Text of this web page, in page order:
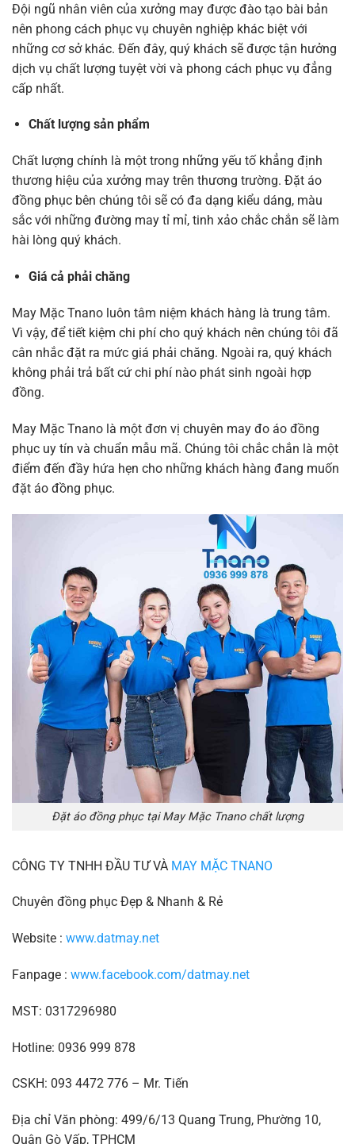
Đội ngũ nhân viên của xưởng may được đào tạo bài bản
nên phong cách phục vụ chuyên nghiệp khác biệt với
những cơ sở khác. Đến đây, quý khách sẽ được tận hưởng
dịch vụ chất lượng tuyệt vời và phong cách phục vụ đẳng
cấp nhất.
Chất lượng sản phẩm
Chất lượng chính là một trong những yếu tố khẳng định
thương hiệu của xưởng may trên thương trường. Đặt áo
đồng phục bên chúng tôi sẽ có đa dạng kiểu dáng, màu
sắc với những đường may tỉ mỉ, tinh xảo chắc chắn sẽ làm
hài lòng quý khách.
Giá cả phải chăng
May Mặc Tnano luôn tâm niệm khách hàng là trung tâm.
Vì vậy, để tiết kiệm chi phí cho quý khách nên chúng tôi đã
cân nhắc đặt ra mức giá phải chăng. Ngoài ra, quý khách
không phải trả bất cứ chi phí nào phát sinh ngoài hợp
đồng.
May Mặc Tnano là một đơn vị chuyên may đo áo đồng
phục uy tín và chuẩn mẫu mã. Chúng tôi chắc chắn là một
điểm đến đầy hứa hẹn cho những khách hàng đang muốn
đặt áo đồng phục.
Đặt áo đồng phục tại May Mặc Tnano chất lượng
CÔNG TY TNHH ĐẦU TƯ VÀ MAY MẶC TNANO
Chuyên đồng phục Đẹp & Nhanh & Rẻ
Website : www.datmay.net
Fanpage : www.facebook.com/datmay.net
MST: 0317296980
Hotline: 0936 999 878
CSKH: 093 4472 776 – Mr. Tiến
Địa chỉ Văn phòng: 499/6/13 Quang Trung, Phường 10,
Quận Gò Vấp, TPHCM